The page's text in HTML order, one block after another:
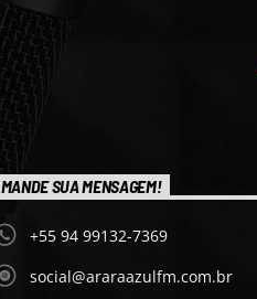
MANDE SUA MENSAGEM!
+55 94 99132-7369
social@araraazulfm.com.br